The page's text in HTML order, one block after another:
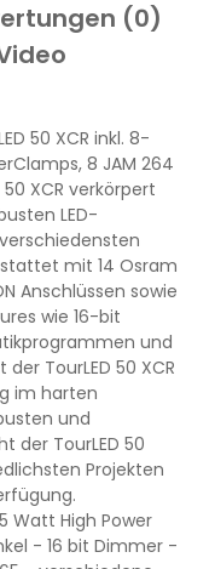
(0)
50 XCR inkl. 8-
8 JAM 264
XCR verkörpert
LED-
mit 14 Osram
Anschlüssen sowie
wie 16-bit
und
TourLED 50 XCR
im harten
und
der TourLED 50
Projekten
Watt High Power
- 16 bit Dimmer -